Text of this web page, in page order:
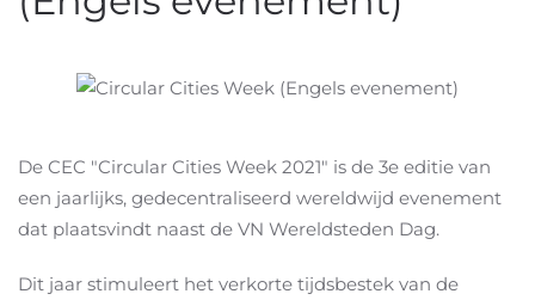
De CEC "Circular Cities Week 2021" is de 3e editie van
een jaarlijks, gedecentraliseerd wereldwijd evenement
dat plaatsvindt naast de VN Wereldsteden Dag.
Dit jaar stimuleert het verkorte tijdsbestek van de